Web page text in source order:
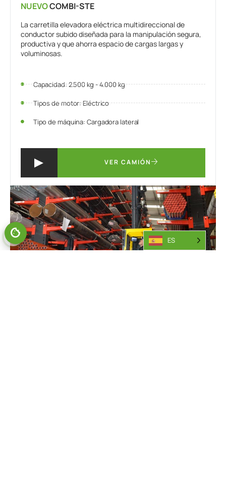
NUEVOCOMBI-STE
La carretilla elevadora eléctrica multidireccional de
conductor subido diseñada para la manipulación segura,
productiva y que ahorra espacio de cargas largas y
voluminosas.
Capacidad: 2.500 kg - 4.000 kg
Tipos de motor: Eléctrico
Tipo de máquina: Cargadora lateral
VER CAMIÓN
ES